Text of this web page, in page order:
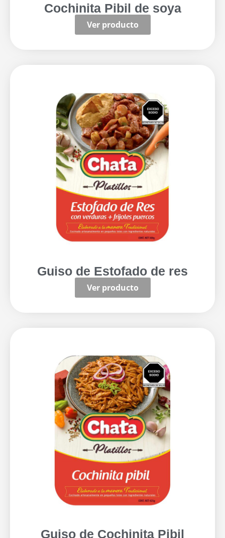
Cochinita Pibil de soya
Ver producto
Guiso de Estofado de res
Ver producto
Guiso de Cochinita Pibil